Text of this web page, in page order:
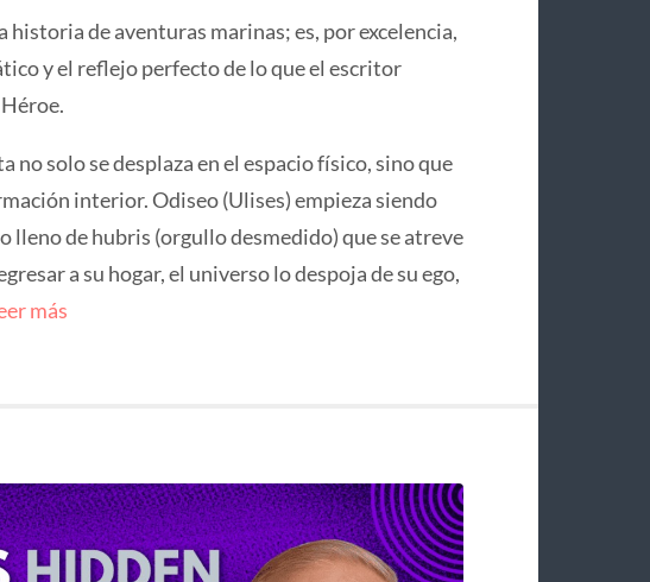
historia de aventuras marinas; es, por excelencia,
y el reflejo perfecto de lo que el escritor
solo se desplaza en el espacio físico, sino que
interior. Odiseo (Ulises) empieza siendo
lleno de hubris (orgullo desmedido) que se atreve
a su hogar, el universo lo despoja de su ego,
más